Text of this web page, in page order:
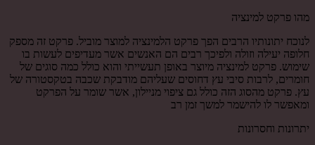
מהו פרקט למינציה
לנוכח יתונותיו הרבים הפך פרקט הלמינציה למוצר מוביל. פרקט זה מספק
חלופה יעילה וזולה ולפיכך רבים הם האנשים אשר מעדיפים לעשות בו
שימוש. פרקט למינציה מיוצר באופן תעשייתי והוא כולל כמה סוגים של
חומרים, לרבות סיבי עץ דחוסים שעליהם מודבקת שכבה בטקסטורה של
עץ. פרקט מהסוג הזה כולל גם ציפוי מניילון, אשר שומר על הפרקט
ומאפשר לו להישמר למשך זמן רב
יתרונות וחסרונות